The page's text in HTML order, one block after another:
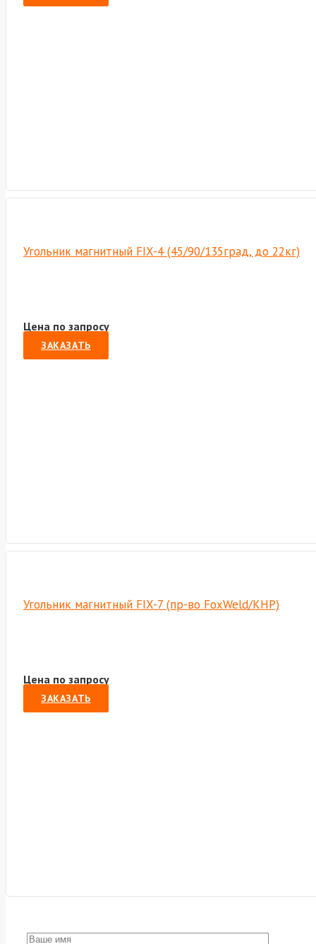
Угольник магнитный FIX-4 (45/90/135град, до 22кг)
Цена по запросу
ЗАКАЗАТЬ
Угольник магнитный FIX-7 (пр-во FoxWeld/КНР)
Цена по запросу
ЗАКАЗАТЬ